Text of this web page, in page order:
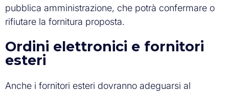
pubblica amministrazione, che potrà confermare o
rifiutare la fornitura proposta.
Ordini elettronici e fornitori
esteri
Anche i fornitori esteri dovranno adeguarsi al